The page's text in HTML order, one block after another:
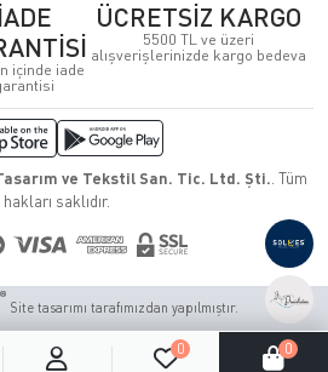
0 0
İADE
içinde iade
ÜCRETSİZ KARGO
5500 TL ve üzeri
alışverişlerinizde kargo bedeva
ve Tekstil San. Tic. Ltd. Şti. . Tüm
hakları saklıdır.
Site tasarımı tarafımızdan yapılmıştır.